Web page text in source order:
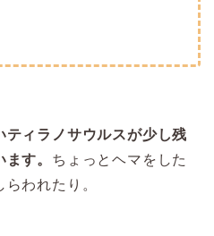
ティラノサウルスが少し残
す。 ちょっとヘマをした
われたり。